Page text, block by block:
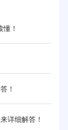
！
！
详细解答！